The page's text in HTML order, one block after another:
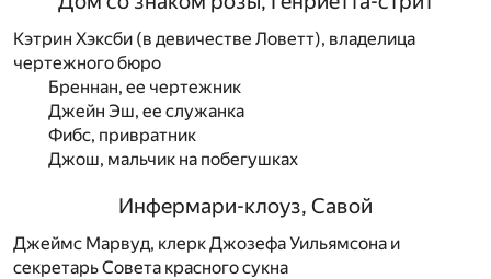
Кэтрин Хэксби (в девичестве Ловетт), владелица
чертежного бюро
Бреннан, ее чертежник
Джейн Эш, ее служанка
Фибс, привратник
Джош, мальчик на побегушках
Инфермари-клоуз, Савой
Джеймс Марвуд, клерк Джозефа Уильямсона и
секретарь Совета красного сукна